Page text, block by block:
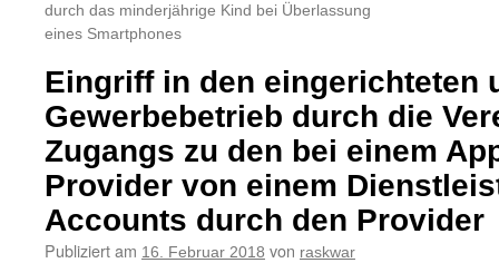
durch das minderjährige Kind bei Überlassung
eines Smartphones
Eingriff in den eingerichteten
Gewerbebetrieb durch die
Zugangs zu den bei einem
Provider von einem
Accounts durch den Provider
Publiziert am 16. Februar 2018 von raskwar